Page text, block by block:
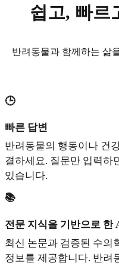
쉽고, 빠르
반려동물과 함께하는 삶
🕒
빠른 답변
반려동물의 행동이나 건
결하세요. 질문만 입력하
있습니다.
📚
전문 지식을 기반으로 한
최신 논문과 검증된 수의
정보를 제공합니다. 반려